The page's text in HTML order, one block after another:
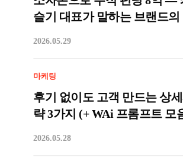
슬기 대표가 말하는 브랜드의
2026.05.29
마케팅
후기 없이도 고객 만드는 상
략 3가지 (+ WAi 프롬프트 모
2026.05.28